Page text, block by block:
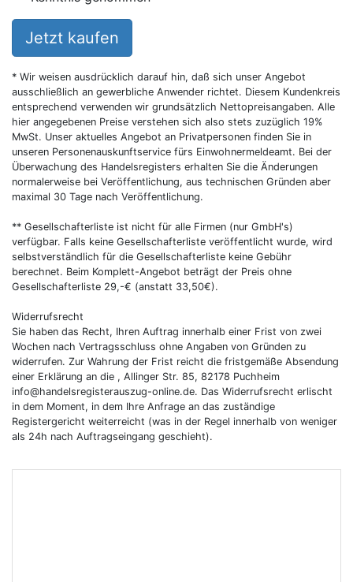
Jetzt kaufen
* Wir weisen ausdrücklich darauf hin, daß sich unser Angebot
ausschließlich an gewerbliche Anwender richtet. Diesem Kundenkreis
entsprechend verwenden wir grundsätzlich Nettopreisangaben. Alle
hier angegebenen Preise verstehen sich also stets zuzüglich 19%
MwSt. Unser aktuelles Angebot an Privatpersonen finden Sie in
unseren Personenauskunftservice fürs Einwohnermeldeamt. Bei der
Überwachung des Handelsregisters erhalten Sie die Änderungen
normalerweise bei Veröffentlichung, aus technischen Gründen aber
maximal 30 Tage nach Veröffentlichung.
** Gesellschafterliste ist nicht für alle Firmen (nur GmbH's)
verfügbar. Falls keine Gesellschafterliste veröffentlicht wurde, wird
selbstverständlich für die Gesellschafterliste keine Gebühr
berechnet. Beim Komplett-Angebot beträgt der Preis ohne
Gesellschafterliste 29,-€ (anstatt 33,50€).
Widerrufsrecht
Sie haben das Recht, Ihren Auftrag innerhalb einer Frist von zwei
Wochen nach Vertragsschluss ohne Angaben von Gründen zu
widerrufen. Zur Wahrung der Frist reicht die fristgemäße Absendung
einer Erklärung an die , Allinger Str. 85, 82178 Puchheim
info@handelsregisterauszug-online.de. Das Widerrufsrecht erlischt
in dem Moment, in dem Ihre Anfrage an das zuständige
Registergericht weiterreicht (was in der Regel innerhalb von weniger
als 24h nach Auftragseingang geschieht).